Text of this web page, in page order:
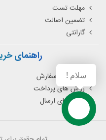
مهلت تست
تضمین اصالت
گارانتی
راهنمای
نحوه ثبت سفارش
روش های پرداخت
روش های ارسال
سلام !